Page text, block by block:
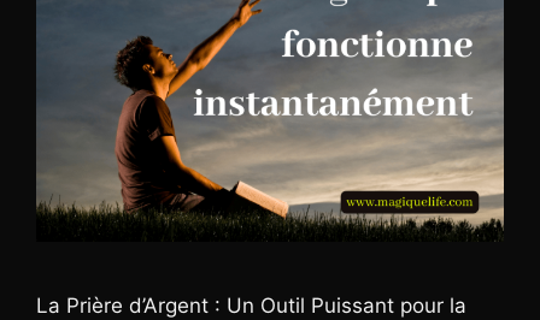
La Prière d’Argent : Un Outil Puissant pour la